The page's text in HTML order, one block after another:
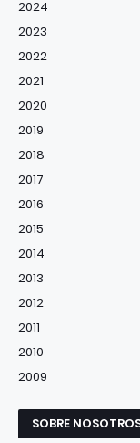
2024
2023
2022
2021
2020
2019
2018
2017
2016
2015
2014
2013
2012
2011
2010
2009
SOBRE